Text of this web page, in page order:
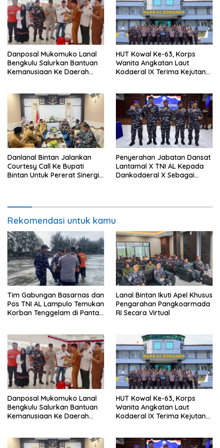
Danposal Mukomuko Lanal
Bengkulu Salurkan Bantuan
Kemanusiaan Ke Daerah
HUT Kowal Ke-63, Korps
Wanita Angkatan Laut
Kodaeral IX Terima Kejutan
Danlanal Bintan Jalankan
Courtesy Call Ke Bupati
Bintan Untuk Pererat Sinergi
Penyerahan Jabatan Dansat
Lantamal X TNI AL Kepada
Dankodaeral X Sebagai
Rekomendasi untuk kamu
Tim Gabungan Basarnas dan
Pos TNI AL Lampulo Temukan
Korban Tenggelam di Pantai
Lanal Bintan Ikuti Apel Khusus
Pengarahan Pangkoarmada
RI Secara Virtual
Danposal Mukomuko Lanal
Bengkulu Salurkan Bantuan
Kemanusiaan Ke Daerah
HUT Kowal Ke-63, Korps
Wanita Angkatan Laut
Kodaeral IX Terima Kejutan